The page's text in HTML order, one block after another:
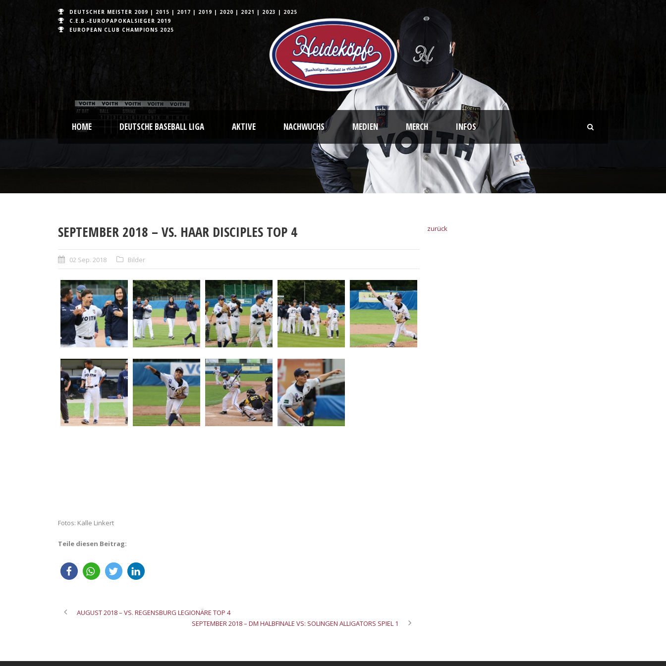
DEUTSCHER MEISTER 2009 | 2015 | 2017 | 2019 | 2020 | 2021 | 2023 | 2025
C.E.B.-EUROPAPOKALSIEGER 2019
EUROPEAN CLUB CHAMPIONS 2025
HOME DEUTSCHE BASEBALL LIGA AKTIVE NACHWUCHS MEDIEN MERCH INFOS
SEPTEMBER 2018 – VS. HAAR DISCIPLES TOP 4
02 Sep. 2018 Bilder
Fotos: Kalle Linkert
Teile diesen Beitrag:
AUGUST 2018 – VS. REGENSBURG LEGIONÄRE TOP 4
SEPTEMBER 2018 – DM HALBFINALE VS: SOLINGEN ALLIGATORS SPIEL 1
zurück